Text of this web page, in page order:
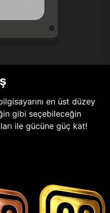
en üst düzey
gibi seçebileceğin
ile gücüne güç kat!